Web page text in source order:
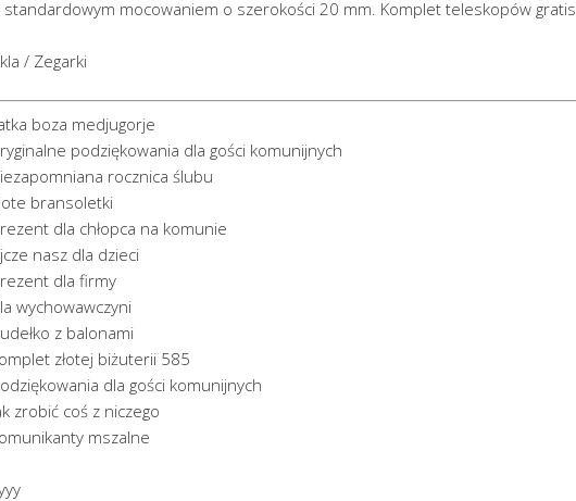
standardowym mocowaniem o szerokości 20 mm. Komplet teleskopów gratis
/ Zegarki
boza medjugorje
podziękowania dla gości komunijnych
rocznica ślubu
bransoletki
dla chłopca na komunie
nasz dla dzieci
dla firmy
wychowawczyni
z balonami
złotej biżuterii 585
dla gości komunijnych
zrobić coś z niczego
mszalne